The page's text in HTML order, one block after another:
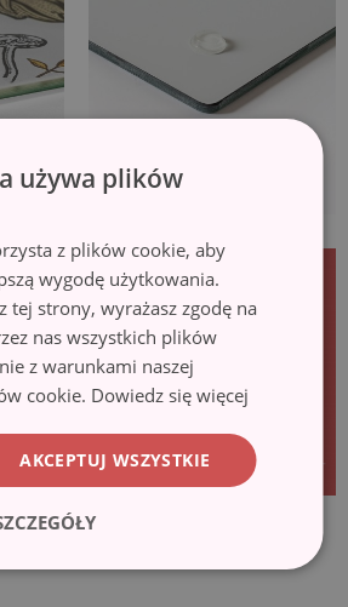
używa plików
z plików cookie, aby
wygodę użytkowania.
tej strony, wyrażasz zgodę na
nas wszystkich plików
z warunkami naszej
cookie. Dowiedz się więcej
AKCEPTUJ WSZYSTKIE